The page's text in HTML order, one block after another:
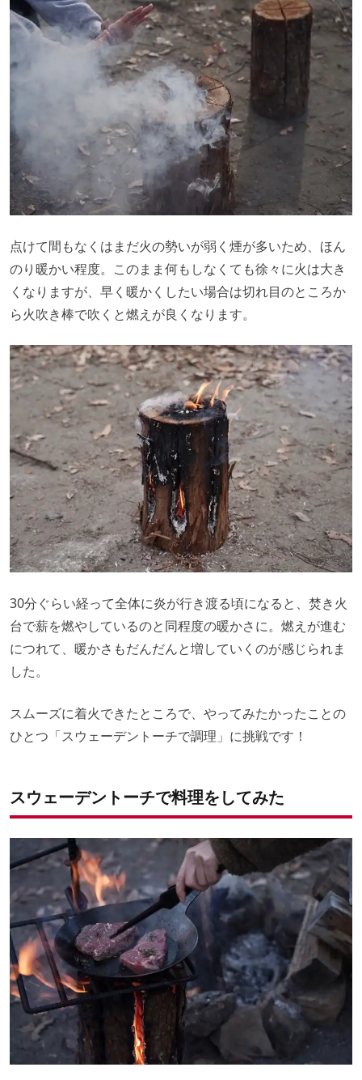
点けて間もなくはまだ火の勢いが弱く煙が多いため、ほん
のり暖かい程度。このまま何もしなくても徐々に火は大き
くなりますが、早く暖かくしたい場合は切れ目のところか
ら火吹き棒で吹くと燃えが良くなります。
30分ぐらい経って全体に炎が行き渡る頃になると、焚き火
台で薪を燃やしているのと同程度の暖かさに。燃えが進む
につれて、暖かさもだんだんと増していくのが感じられま
した。
スムーズに着火できたところで、やってみたかったことの
ひとつ「スウェーデントーチで調理」に挑戦です！
スウェーデントーチで料理をしてみた